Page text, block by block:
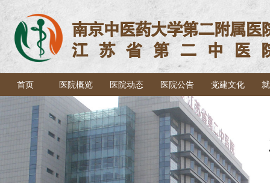
首页 医院概览 医院动态 医院公告 党建文化